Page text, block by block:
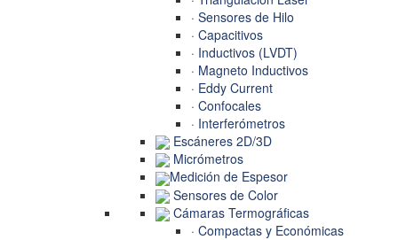
· Sensores de Hilo
· Capacitivos
· Inductivos (LVDT)
· Magneto Inductivos
· Eddy Current
· Confocales
· Interferómetros
Escáneres 2D/3D
Micrómetros
Medición de Espesor
Sensores de Color
Cámaras Termográficas
· Compactas y Económicas